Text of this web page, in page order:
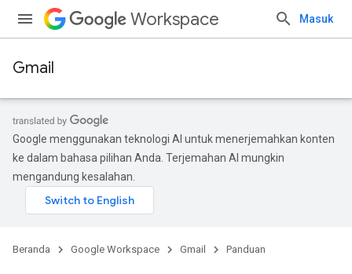
Workspace Masuk
Gmail
Google menggunakan teknologi AI untuk menerjemahkan konten
ke dalam bahasa pilihan Anda. Terjemahan AI mungkin
mengandung kesalahan.
Beranda Google Workspace Gmail Panduan